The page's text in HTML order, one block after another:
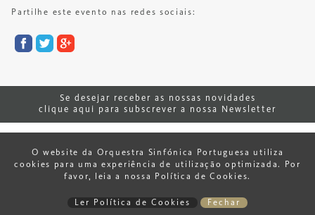
O website da Orquestra Sinfónica Portuguesa utiliza
cookies para uma experiência de utilização optimizada. Por
favor, leia a nossa Política de Cookies.
Ler Política de Cookies Fechar
Partilhe este evento nas redes sociais:
Se desejar receber as nossas novidades
clique aqui para subscrever a nossa Newsletter
desenvolvido por